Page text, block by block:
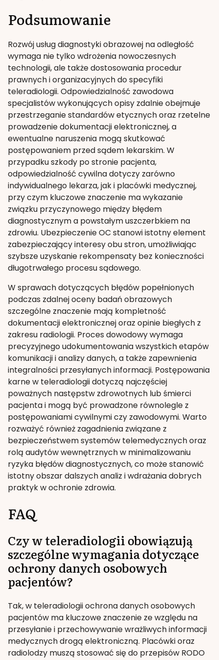
Podsumowanie
Rozwój usług diagnostyki obrazowej na odległość
wymaga nie tylko wdrożenia nowoczesnych
technologii, ale także dostosowania procedur
prawnych i organizacyjnych do specyfiki
teleradiologii. Odpowiedzialność zawodowa
specjalistów wykonujących opisy zdalnie obejmuje
przestrzeganie standardów etycznych oraz rzetelne
prowadzenie dokumentacji elektronicznej, a
ewentualne naruszenia mogą skutkować
postępowaniem przed sądem lekarskim. W
przypadku szkody po stronie pacjenta,
odpowiedzialność cywilna dotyczy zarówno
indywidualnego lekarza, jak i placówki medycznej,
przy czym kluczowe znaczenie ma wykazanie
związku przyczynowego między błędem
diagnostycznym a powstałym uszczerbkiem na
zdrowiu. Ubezpieczenie OC stanowi istotny element
zabezpieczający interesy obu stron, umożliwiając
szybsze uzyskanie rekompensaty bez konieczności
długotrwałego procesu sądowego.
W sprawach dotyczących błędów popełnionych
podczas zdalnej oceny badań obrazowych
szczególne znaczenie mają kompletność
dokumentacji elektronicznej oraz opinie biegłych z
zakresu radiologii. Proces dowodowy wymaga
precyzyjnego udokumentowania wszystkich etapów
komunikacji i analizy danych, a także zapewnienia
integralności przesyłanych informacji. Postępowania
karne w teleradiologii dotyczą najczęściej
poważnych następstw zdrowotnych lub śmierci
pacjenta i mogą być prowadzone równolegle z
postępowaniami cywilnymi czy zawodowymi. Warto
rozważyć również zagadnienia związane z
bezpieczeństwem systemów telemedycznych oraz
rolą audytów wewnętrznych w minimalizowaniu
ryzyka błędów diagnostycznych, co może stanowić
istotny obszar dalszych analiz i wdrażania dobrych
praktyk w ochronie zdrowia.
FAQ
Czy w teleradiologii obowiązują
szczególne wymagania dotyczące
ochrony danych osobowych
pacjentów?
Tak, w teleradiologii ochrona danych osobowych
pacjentów ma kluczowe znaczenie ze względu na
przesyłanie i przechowywanie wrażliwych informacji
medycznych drogą elektroniczną. Placówki oraz
radiolodzy muszą stosować się do przepisów RODO